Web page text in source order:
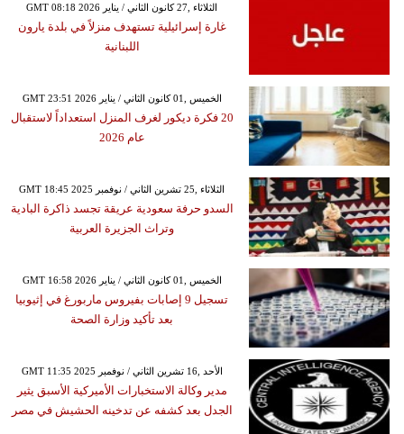
GMT 08:18 2026 الثلاثاء ,27 كانون الثاني / يناير
غارة إسرائيلية تستهدف منزلاً في بلدة يارون
اللبنانية
GMT 23:51 2026 الخميس ,01 كانون الثاني / يناير
20 فكرة ديكور لغرف المنزل استعداداً لاستقبال
عام 2026
GMT 18:45 2025 الثلاثاء ,25 تشرين الثاني / نوفمبر
السدو حرفة سعودية عريقة تجسد ذاكرة البادية
وتراث الجزيرة العربية
GMT 16:58 2026 الخميس ,01 كانون الثاني / يناير
تسجيل 9 إصابات بفيروس ماربورغ في إثيوبيا
بعد تأكيد وزارة الصحة
GMT 11:35 2025 الأحد ,16 تشرين الثاني / نوفمبر
مدير وكالة الاستخبارات الأميركية الأسبق يثير
الجدل بعد كشفه عن تدخينه الحشيش في مصر